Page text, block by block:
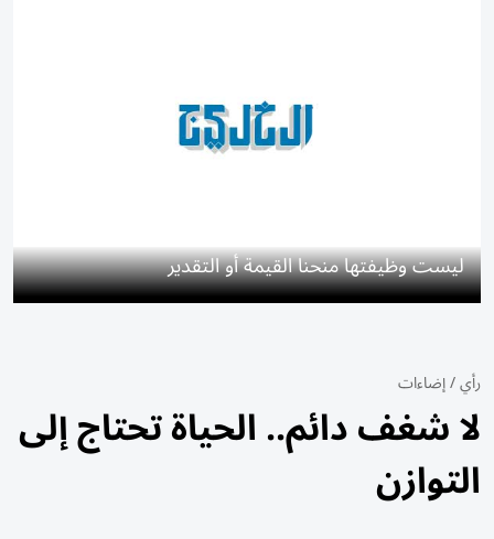
ليست وظيفتها منحنا القيمة أو التقدير
رأي/إضاءات
لا شغف دائم.. الحياة تحتاج إلى
التوازن